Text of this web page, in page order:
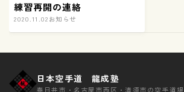
練習再開の連絡
2020.11.02お知らせ
日本空手道 龍成塾
春日井市・名古屋市西区・清須市の空手道場